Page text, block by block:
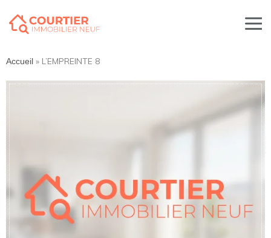
Accueil » L’EMPREINTE 8